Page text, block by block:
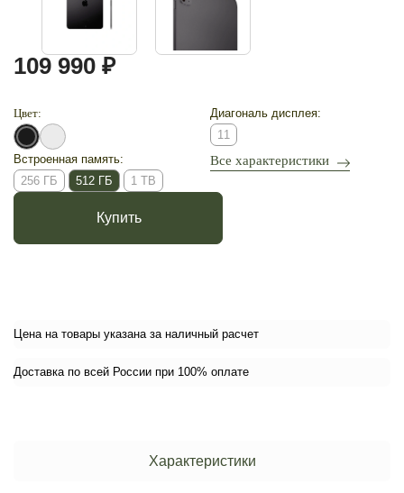
109 990 ₽
Цвет:
Диагональ дисплея:
11
Встроенная память:
256 ГБ
512 ГБ 1 TB
Все характеристики
Купить
Цена на товары указана за наличный расчет
Доставка по всей России при 100% оплате
Характеристики